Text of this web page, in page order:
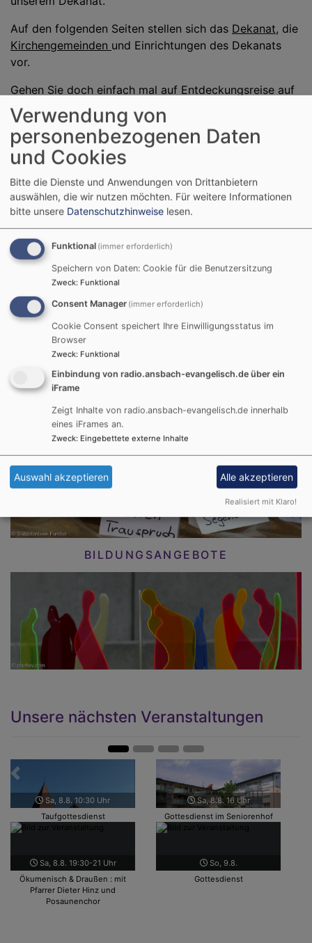
Auf den folgenden Seiten stellen sich das Dekanat, die
Kirchengemeinden und Einrichtungen des Dekanats
vor.
Gehen Sie doch einfach mal auf Entdeckungsreise auf
unseren Seiten und lassen sich überraschen.
Entdecken Sie die vielfältigen
Angebote in unserem Dekanat
GLAUBE UND LEBEN
BILDUNGSANGEBOTE
Unsere nächsten Veranstaltungen
Sa, 8.8. 10:30 Uhr
Taufgottesdienst
Sa, 8.8. 16 Uhr
Gottesdienst im Seniorenhof
Sa, 8.8. 19:30-21 Uhr
Ökumenisch & Draußen : mit
Pfarrer Dieter Hinz und
Posaunenchor
So, 9.8.
Gottesdienst
Zurück
Verwendung von
personenbezogenen Daten
und Cookies
Bitte die Dienste und Anwendungen von Drittanbietern
auswählen, die wir nutzen möchten. Für weitere Informationen
bitte unsere Datenschutzhinweise lesen.
Funktional (immer erforderlich)
Speichern von Daten: Cookie für die Benutzersitzung
Zweck: Funktional
Consent Manager (immer erforderlich)
Cookie Consent speichert Ihre Einwilligungsstatus im
Browser
Zweck: Funktional
Einbindung von radio.ansbach-evangelisch.de über ein
iFrame
Zeigt Inhalte von radio.ansbach-evangelisch.de innerhalb
eines iFrames an.
Zweck: Eingebettete externe Inhalte
Auswahl akzeptieren Alle akzeptieren
Realisiert mit Klaro!